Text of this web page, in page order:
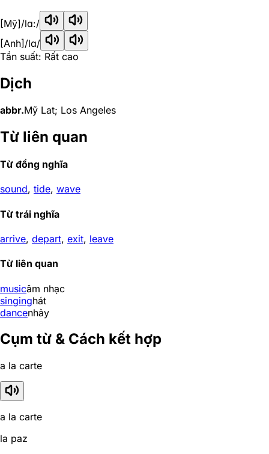
[Mỹ]/lɑ:/
[Anh] /lɑ/
Tần suất: Rất cao
Dịch
abbr.Mỹ Lat; Los Angeles
Từ liên quan
Từ đồng nghĩa
sound, tide, wave
Từ trái nghĩa
arrive, depart, exit, leave
Từ liên quan
musicâm nhạc
singinghát
dancenhảy
Cụm từ & Cách kết hợp
a la carte
a la carte
la paz